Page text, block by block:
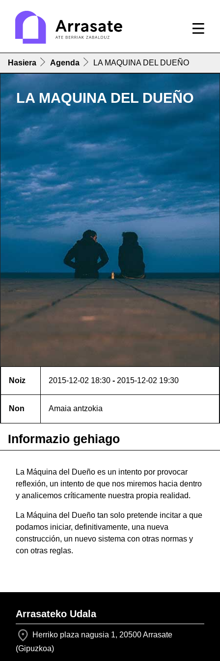
Hasiera Agenda LA MAQUINA DEL DUEÑO
LA MAQUINA DEL DUEÑO
Noiz 2015-12-02 18:30 - 2015-12-02 19:30
Non Amaia antzokia
Informazio gehiago
La Máquina del Dueño es un intento por provocar
reflexión, un intento de que nos miremos hacia dentro
y analicemos críticamente nuestra propia realidad.
La Máquina del Dueño tan solo pretende incitar a que
podamos iniciar, definitivamente, una nueva
construcción, un nuevo sistema con otras normas y
con otras reglas.
Arrasateko Udala
Herriko plaza nagusia 1, 20500 Arrasate
(Gipuzkoa)